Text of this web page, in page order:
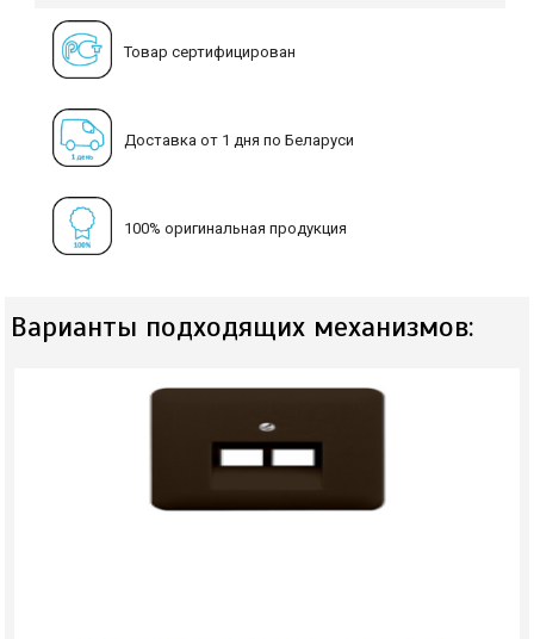
Товар сертифицирован
Доставка от 1 дня по Беларуси
100% оригинальная продукция
Варианты подходящих механизмов: